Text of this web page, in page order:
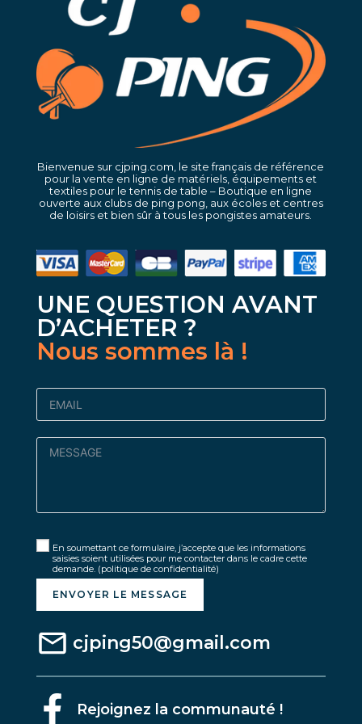
Bienvenue sur cjping.com, le site français de référence
pour la vente en ligne de matériels, équipements et
textiles pour le tennis de table – Boutique en ligne
ouverte aux clubs de ping pong, aux écoles et centres
de loisirs et bien sûr à tous les pongistes amateurs.
UNE QUESTION AVANT
D’ACHETER ?
Nous sommes là !
En soumettant ce formulaire, j’accepte que les informations
saisies soient utilisées pour me contacter dans le cadre cette
demande. (politique de confidentialité)
ENVOYER LE MESSAGE
cjping50@gmail.com
Rejoignez la communauté !